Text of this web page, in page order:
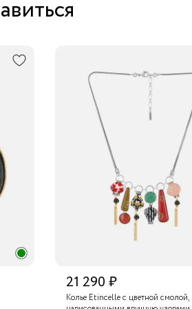
21 290 ₽
Колье Etincelle с цветной смолой,